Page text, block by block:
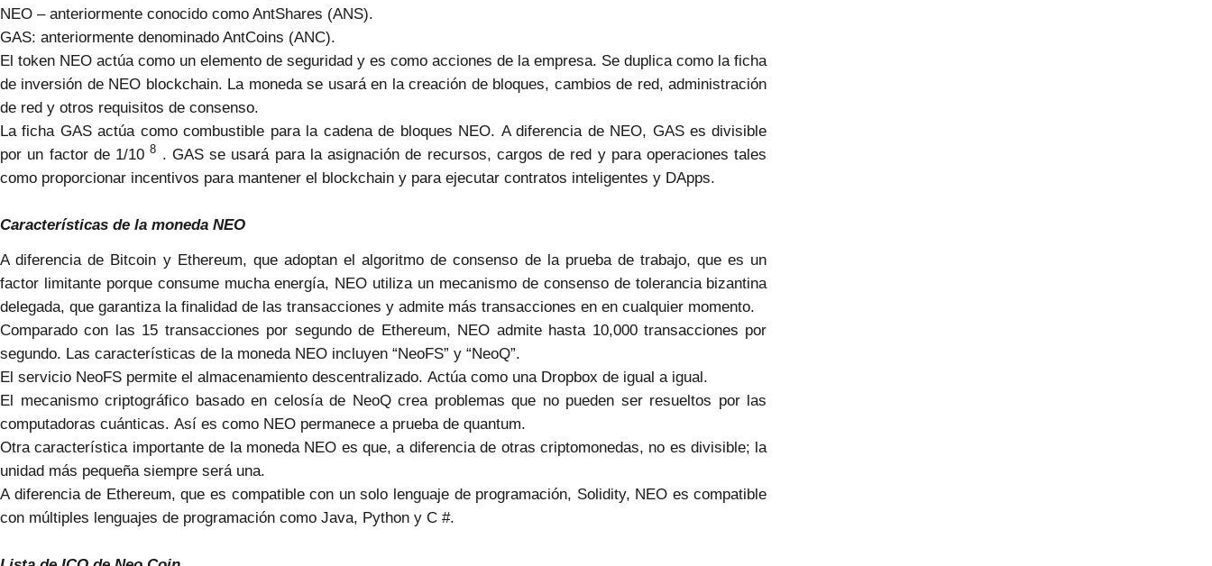
NEO – anteriormente conocido como AntShares (ANS).
GAS: anteriormente denominado AntCoins (ANC).
El token NEO actúa como un elemento de seguridad y es como acciones de la empresa. Se duplica como la ficha
de inversión de NEO blockchain. La moneda se usará en la creación de bloques, cambios de red, administración
de red y otros requisitos de consenso.
La ficha GAS actúa como combustible para la cadena de bloques NEO. A diferencia de NEO, GAS es divisible
por un factor de 1/108 . GAS se usará para la asignación de recursos, cargos de red y para operaciones tales
como proporcionar incentivos para mantener el blockchain y para ejecutar contratos inteligentes y DApps.
Características de la moneda NEO
A diferencia de Bitcoin y Ethereum, que adoptan el algoritmo de consenso de la prueba de trabajo, que es un
factor limitante porque consume mucha energía, NEO utiliza un mecanismo de consenso de tolerancia bizantina
delegada, que garantiza la finalidad de las transacciones y admite más transacciones en en cualquier momento.
Comparado con las 15 transacciones por segundo de Ethereum, NEO admite hasta 10,000 transacciones por
segundo. Las características de la moneda NEO incluyen “NeoFS” y “NeoQ”.
El servicio NeoFS permite el almacenamiento descentralizado. Actúa como una Dropbox de igual a igual.
El mecanismo criptográfico basado en celosía de NeoQcrea problemas que no pueden ser resueltos por las
computadoras cuánticas. Así es como NEO permanece a prueba de quantum.
Otra característica importante de la moneda NEO es que, a diferencia de otras criptomonedas, no es divisible; la
unidad más pequeña siempre será una.
A diferencia de Ethereum, que es compatible con un solo lenguaje de programación, Solidity, NEO es compatible
con múltiples lenguajes de programación como Java, Python y C #.